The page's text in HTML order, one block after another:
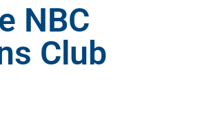
NBC
Club